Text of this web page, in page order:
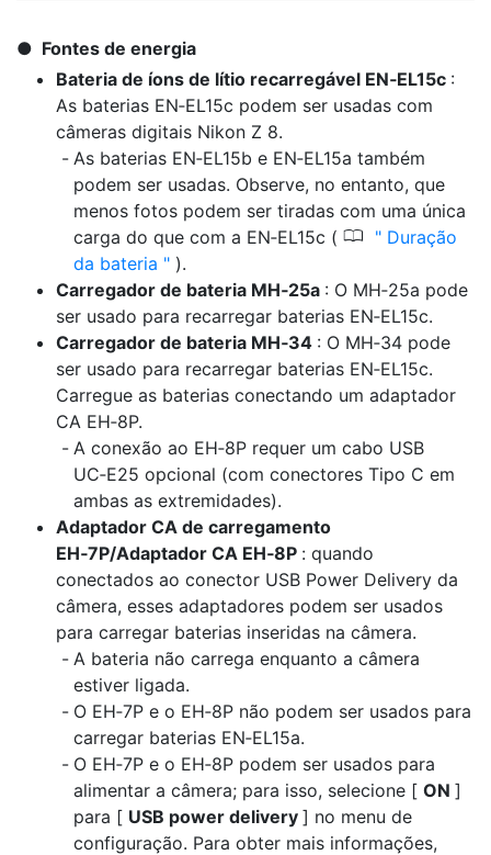
Fontes de energia
Bateria de íons de lítio recarregável EN‑EL15c :
As baterias EN‑EL15c podem ser usadas com
câmeras digitais Nikon Z 8.
As baterias EN‑EL15b e EN‑EL15a também
podem ser usadas. Observe, no entanto, que
menos fotos podem ser tiradas com uma única
carga do que com a EN‑EL15c ( 0
Duração
da bateria
).
Carregador de bateria MH‑25a : O MH‑25a pode
ser usado para recarregar baterias EN‑EL15c.
Carregador de bateria MH‑34 : O MH‑34 pode
ser usado para recarregar baterias EN‑EL15c.
Carregue as baterias conectando um adaptador
CA EH‑8P.
A conexão ao EH‑8P requer um cabo USB
UC‑E25 opcional (com conectores Tipo C em
ambas as extremidades).
Adaptador CA de carregamento
EH‑7P/Adaptador CA EH‑8P : quando
conectados ao conector USB Power Delivery da
câmera, esses adaptadores podem ser usados
para carregar baterias inseridas na câmera.
A bateria não carrega enquanto a câmera
estiver ligada.
O EH‑7P e o EH‑8P não podem ser usados para
carregar baterias EN‑EL15a.
O EH‑7P e o EH‑8P podem ser usados para
alimentar a câmera; para isso, selecione [ ON ]
para [ USB power delivery ] no menu de
configuração. Para obter mais informações,